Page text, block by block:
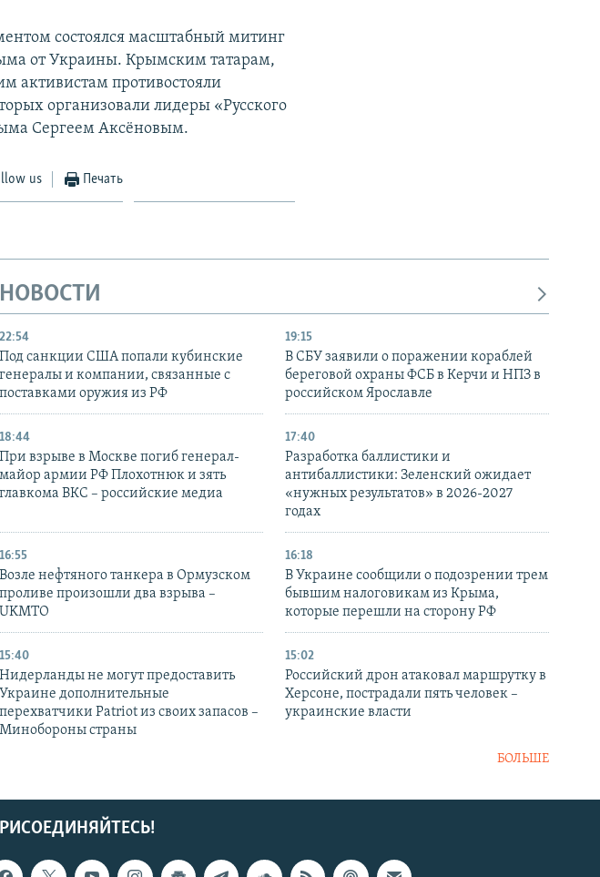
состоялся масштабный митинг
от Украины. Крымским татарам,
активистам противостояли
организовали лидеры «Русского
Сергеем Аксёновым.
us Печать
НОВОСТИ
22:54
Под санкции США попали кубинские
генералы и компании, связанные с
поставками оружия из РФ
19:15
В СБУ заявили о поражении кораблей
береговой охраны ФСБ в Керчи и НПЗ в
российском Ярославле
18:44
При взрыве в Москве погиб генерал-
майор армии РФ Плохотнюк и зять
главкома ВКС – российские медиа
17:40
Разработка баллистики и
антибаллистики: Зеленский ожидает
«нужных результатов» в 2026-2027
годах
16:55
Возле нефтяного танкера в Ормузском
проливе произошли два взрыва –
UKMTO
16:18
В Украине сообщили о подозрении трем
бывшим налоговикам из Крыма,
которые перешли на сторону РФ
15:40
Нидерланды не могут предоставить
Украине дополнительные
перехватчики Patriot из своих запасов –
Минобороны страны
15:02
Российский дрон атаковал маршрутку в
Херсоне, пострадали пять человек –
украинские власти
БОЛЬШЕ